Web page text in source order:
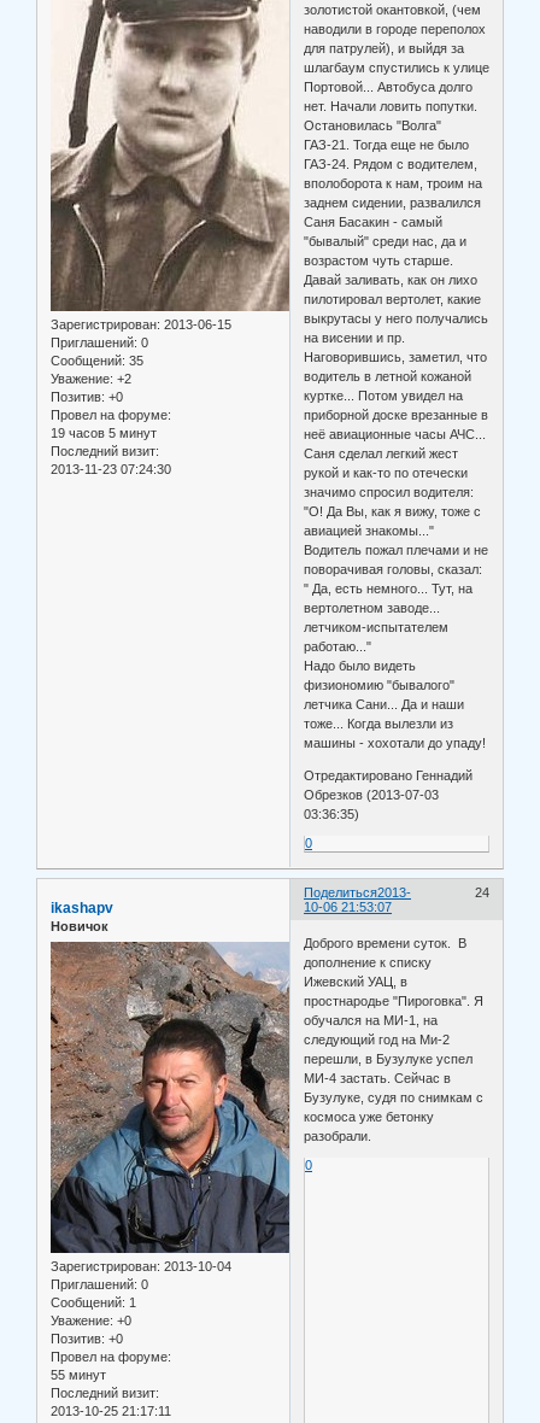
Зарегистрирован: 2013-06-15
Приглашений: 0
Сообщений: 35
Уважение: +2
Позитив: +0
Провел на форуме:
19 часов 5 минут
Последний визит:
2013-11-23 07:24:30
золотистой окантовкой, (чем
наводили в городе переполох
для патрулей), и выйдя за
шлагбаум спустились к улице
Портовой... Автобуса долго
нет. Начали ловить попутки.
Остановилась "Волга"
ГАЗ-21. Тогда еще не было
ГАЗ-24. Рядом с водителем,
вполоборота к нам, троим на
заднем сидении, развалился
Саня Басакин - самый
"бывалый" среди нас, да и
возрастом чуть старше.
Давай заливать, как он лихо
пилотировал вертолет, какие
выкрутасы у него получались
на висении и пр.
Наговорившись, заметил, что
водитель в летной кожаной
куртке... Потом увидел на
приборной доске врезанные в
неё авиационные часы АЧС...
Саня сделал легкий жест
рукой и как-то по отечески
значимо спросил водителя:
"О! Да Вы, как я вижу, тоже с
авиацией знакомы..."
Водитель пожал плечами и не
поворачивая головы, сказал:
" Да, есть немного... Тут, на
вертолетном заводе...
летчиком-испытателем
работаю..."
Надо было видеть
физиономию "бывалого"
летчика Сани... Да и наши
тоже... Когда вылезли из
машины - хохотали до упаду!
Отредактировано Геннадий
Обрезков (2013-07-03
03:36:35)
0
Поделиться 24
2013-
10-06 21:53:07
ikashapv
Новичок
Зарегистрирован: 2013-10-04
Приглашений: 0
Сообщений: 1
Уважение: +0
Позитив: +0
Провел на форуме:
55 минут
Последний визит:
2013-10-25 21:17:11
Доброго времени суток. В
дополнение к списку
Ижевский УАЦ, в
простнародье "Пироговка". Я
обучался на МИ-1, на
следующий год на Ми-2
перешли, в Бузулуке успел
МИ-4 застать. Сейчас в
Бузулуке, судя по снимкам с
космоса уже бетонку
разобрали.
0